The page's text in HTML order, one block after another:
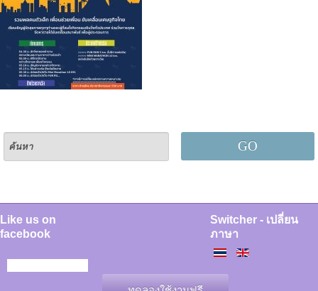
GO
Like us on
facebook
Switcher - เปลี่ยน
ภาษา